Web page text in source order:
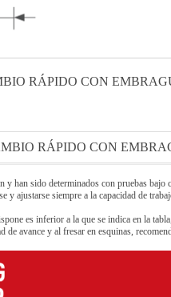
RÁPIDO CON
RÁPIDO CON
y han sido determinados con pruebas
y ajustarse siempre a la capacidad de
es inferior a la que se indica en la
de avance y al fresar en esquinas,